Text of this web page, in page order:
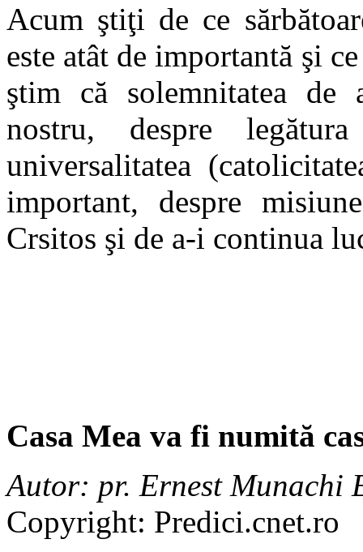
Acum ştiţi de ce
este atât de importantă şi
ştim că solemnitatea de
nostru, despre
universalitatea
important, despre
Crsitos şi de a-i continua
Casa Mea va fi numită
Autor: pr. Ernest Munachi
Copyright: Predici.cnet.ro